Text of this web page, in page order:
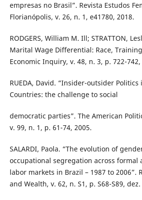
empresas no Brasil”. Revista Estudos
Florianópolis, v. 26, n. 1, e41780, 2018.
RODGERS, William M. Ill; STRATTON,
Marital Wage Differential: Race,
Economic Inquiry, v. 48, n. 3, p. 722-742,
RUEDA, David. “Insider-outsider
Countries: the challenge to social
democratic parties”. The American
v. 99, n. 1, p. 61-74, 2005.
SALARDI, Paola. “The evolution of
occupational segregation across formal
labor markets in Brazil – 1987 to 2006”.
and Wealth, v. 62, n. S1, p. S68-S89, dez.